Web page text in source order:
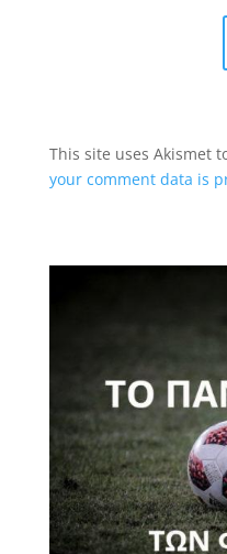
This site uses Akismet
your comment data is